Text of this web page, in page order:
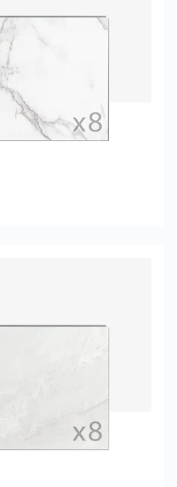
(8 tegels)
(8 tegels)